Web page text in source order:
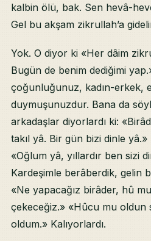
kalbin ölü, bak. Sen hevâ-
Gel bu akşam zikrullah’a
Yok. O diyor ki «Her dâim
Bugün de benim dediğimi
çoğunluğunuz, kadın-erkek,
duymuşunuzdur. Bana da
arkadaşlar diyorlardı ki:
takıl yâ. Bir gün bizi dinle
«Oğlum yâ, yıllardır ben sizi
Kardeşimle berâberdik, gelin
«Ne yapacağız birâder, hû
çekeceğiz.» «Hûcu mu oldun
oldum.» Kalıyorlardı.